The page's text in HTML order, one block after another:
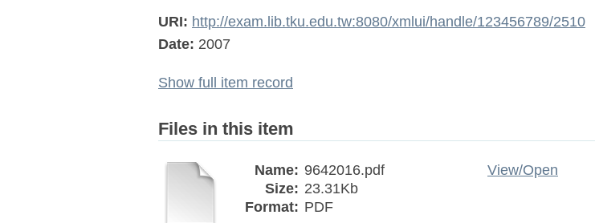
URI: http://exam.lib.tku.edu.tw:8080/xmlui/handle/123456789/2510
Date: 2007
Show full item record
Files in this item
Name: 9642016.pdf
Size: 23.31Kb
Format: PDF
View/Open